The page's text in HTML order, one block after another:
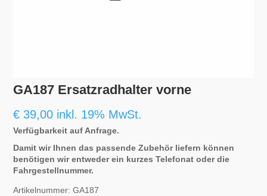
GA187 Ersatzradhalter vorne
€ 39,00 inkl. 19% MwSt.
Verfügbarkeit auf Anfrage.
Damit wir Ihnen das passende Zubehör liefern können
benötigen wir entweder ein kurzes Telefonat oder die
Fahrgestellnummer.
Artikelnummer: GA187